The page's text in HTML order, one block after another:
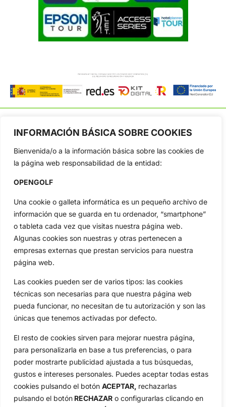
INFORMACIÓN BÁSICA SOBRE COOKIES
Bienvenida/o a la información básica sobre las cookies de
la página web responsabilidad de la entidad:
OPENGOLF
Una cookie o galleta informática es un pequeño archivo de
información que se guarda en tu ordenador, “smartphone”
o tableta cada vez que visitas nuestra página web.
Algunas cookies son nuestras y otras pertenecen a
empresas externas que prestan servicios para nuestra
página web.
Las cookies pueden ser de varios tipos: las cookies
técnicas son necesarias para que nuestra página web
pueda funcionar, no necesitan de tu autorización y son las
únicas que tenemos activadas por defecto.
El resto de cookies sirven para mejorar nuestra página,
para personalizarla en base a tus preferencias, o para
poder mostrarte publicidad ajustada a tus búsquedas,
gustos e intereses personales. Puedes aceptar todas estas
cookies pulsando el botón ACEPTAR, rechazarlas
pulsando el botón RECHAZAR o configurarlas clicando en
OpenGolf ofrece toda la actualidad, información del golf
profesional y amateur, resultados en directo, vídeos, noticias,
Categorias
Inicio
Actualidad
Amateurs
Circuitos
Especiales
Jon Rahm
Ryder Cup
Reglas
Vídeos
Compañía
Aviso Legal
Política de Privacidad
Política de Cookies
Publicidad
Newsletters
Copyright © 2025 OpenGolf | Diseño porTecnoQuatre